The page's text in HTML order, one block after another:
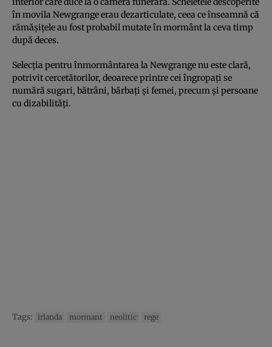
în movila Newgrange erau dezarticulate, ceea ce înseamnă că
rămășițele au fost probabil mutate în mormânt la ceva timp
după deces.
Selecția pentru înmormântarea la Newgrange nu este clară,
potrivit cercetătorilor, deoarece printre cei îngropați se
numără sugari, bătrâni, bărbați și femei, precum și persoane
cu dizabilități.
Tags: irlanda mormant neolitic rege